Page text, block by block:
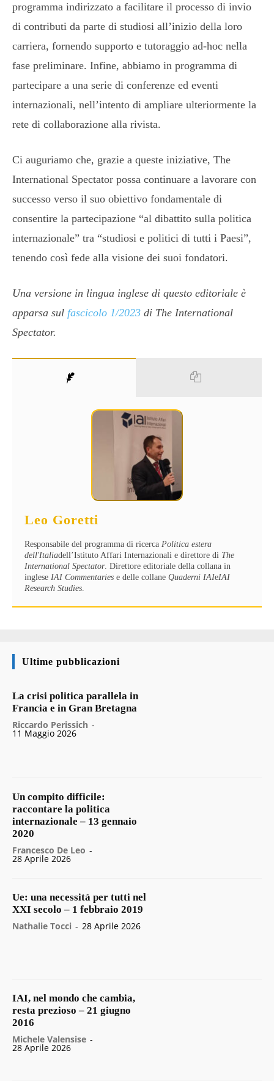
programma indirizzato a facilitare il processo di invio
di contributi da parte di studiosi all’inizio della loro
carriera, fornendo supporto e tutoraggio ad-hoc nella
fase preliminare. Infine, abbiamo in programma di
partecipare a una serie di conferenze ed eventi
internazionali, nell’intento di ampliare ulteriormente la
rete di collaborazione alla rivista.
Ci auguriamo che, grazie a queste iniziative, The
International Spectator possa continuare a lavorare con
successo verso il suo obiettivo fondamentale di
consentire la partecipazione “al dibattito sulla politica
internazionale” tra “studiosi e politici di tutti i Paesi”,
tenendo così fede alla visione dei suoi fondatori.
Una versione in lingua inglese di questo editoriale è
apparsa sul fascicolo 1/2023 di The International
Spectator.
Leo Goretti
Responsabile del programma di ricerca Politica estera
dell'Italiadell’Istituto Affari Internazionali e direttore di The
International Spectator. Direttore editoriale della collana in
inglese IAI Commentaries e delle collane Quaderni IAIeIAI
Research Studies
Ultime pubblicazioni
La crisi politica parallela in
Francia e in Gran Bretagna
Riccardo Perissich -
11 Maggio 2026
Un compito difficile:
raccontare la politica
internazionale – 13 gennaio
2020
Francesco De Leo -
28 Aprile 2026
Ue: una necessità per tutti nel
XXI secolo – 1 febbraio 2019
Nathalie Tocci - 28 Aprile 2026
IAI, nel mondo che cambia,
resta prezioso – 21 giugno
2016
Michele Valensise -
28 Aprile 2026